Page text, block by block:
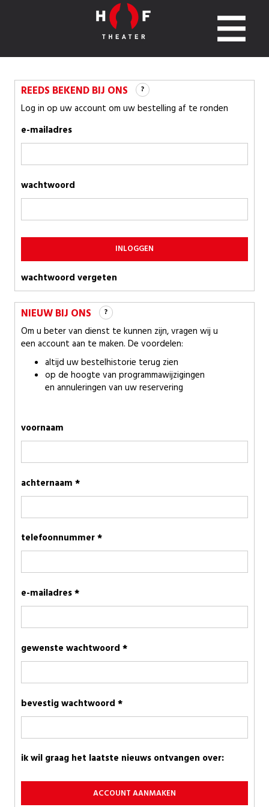
REEDS BEKEND BIJ ONS ?
Log in op uw account om uw bestelling af te ronden
e-mailadres
wachtwoord
INLOGGEN
wachtwoord vergeten
NIEUW BIJ ONS ?
Om u beter van dienst te kunnen zijn, vragen wij u
een account aan te maken. De voordelen:
altijd uw bestelhistorie terug zien
op de hoogte van programmawijzigingen
en annuleringen van uw reservering
voornaam
achternaam *
telefoonnummer *
e-mailadres *
gewenste wachtwoord *
bevestig wachtwoord *
ik wil graag het laatste nieuws ontvangen over:
ACCOUNT AANMAKEN